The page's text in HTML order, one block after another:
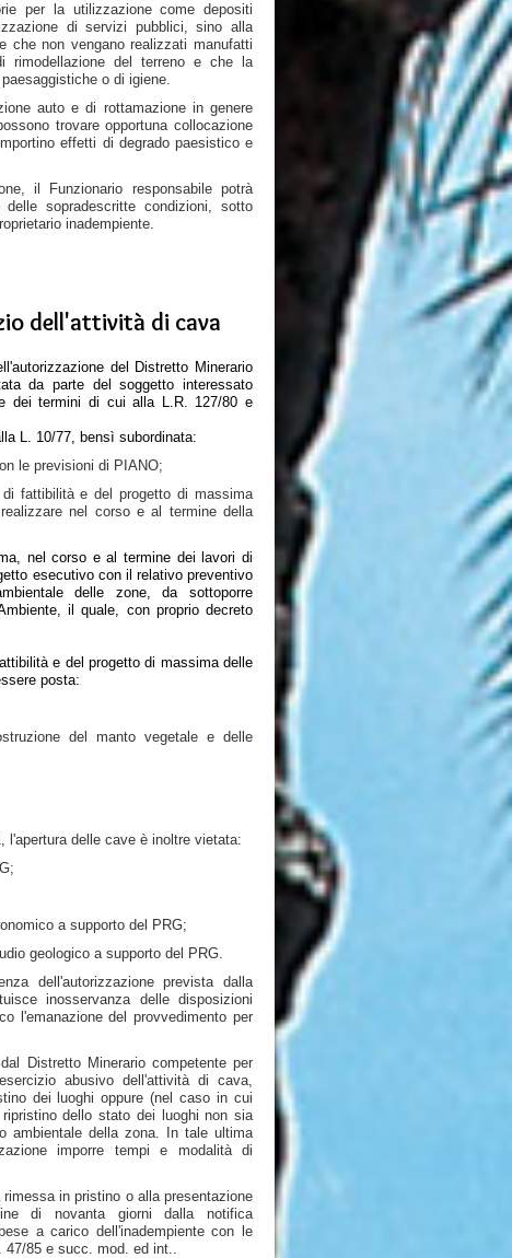
per la utilizzazione come depositi
di servizi pubblici, sino alla
che non vengano realizzati manufatti
rimodellazione del terreno e che la
o di igiene.
auto e di rottamazione in genere
trovare opportuna collocazione
effetti di degrado paesistico e
il Funzionario responsabile potrà
sopradescritte condizioni, sotto
inadempiente.
dell'attività di cava
del Distretto Minerario
da parte del soggetto interessato
dei termini di cui alla L.R. 127/80 e
L. 10/77, bensì subordinata:
le previsioni di PIANO;
fattibilità e del progetto di massima
nel corso e al termine della
nel corso e al termine dei lavori di
esecutivo con il relativo preventivo
delle zone, da sottoporre
il quale, con proprio decreto
e del progetto di massima delle
posta:
del manto vegetale e delle
l'apertura delle cave è inoltre vietata:
a supporto del PRG;
geologico a supporto del PRG.
dell'autorizzazione prevista dalla
inosservanza delle disposizioni
l'emanazione del provvedimento per
Distretto Minerario competente per
abusivo dell'attività di cava,
dei luoghi oppure (nel caso in cui
dello stato dei luoghi non sia
ambientale della zona. In tale ultima
imporre tempi e modalità di
in pristino o alla presentazione
di novanta giorni dalla notifica
a carico dell'inadempiente con le
47/85 e succ. mod. ed int..